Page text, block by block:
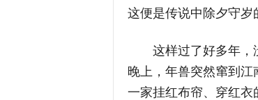
这便是传说中除夕守岁
这样过了好多年，没
晚上，年兽突然窜到
一家挂红布帘、穿红